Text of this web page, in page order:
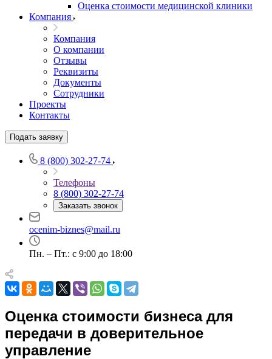
Оценка стоимости медицинской клиники
Компания
Компания
О компании
Отзывы
Реквизиты
Документы
Сотрудники
Проекты
Контакты
Подать заявку
8 (800) 302-27-74
Телефоны
8 (800) 302-27-74
Заказать звонок
ocenim-biznes@mail.ru
Пн. – Пт.: с 9:00 до 18:00
Оценка стоимости бизнеса для
передачи в доверительное
управление
Выберите ваш город
Например:Люберцы
Абдулино
Алушта
Альметьевск
Анапа
Ангарск
Анжеро-Судженск
Апатиты
Апрелевка